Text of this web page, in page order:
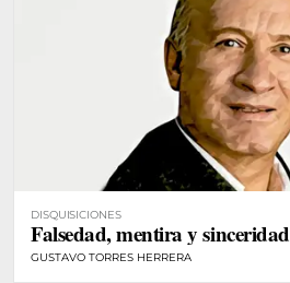
DISQUISICIONES
Falsedad, mentira y sinceridad
GUSTAVO TORRES HERRERA